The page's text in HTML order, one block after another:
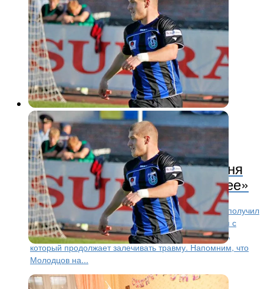
Интервью и аналитика12 лет назад
Артем Молодцов: «Травма меня
не сломит. Буду только сильнее»
Пока основной состав «Шинника» между сборами получил
несколько дней отдыха, портал sport76.ru связался с
защитником «черно-синих» Артемом Молодцовым,
который продолжает залечивать травму. Напомним, что
Молодцов на...